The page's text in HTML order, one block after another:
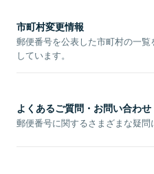
市町村変更情報
郵便番号を公表した市町村の一
しています。
よくあるご質問・お問い合わせ
郵便番号に関するさまざまな疑問